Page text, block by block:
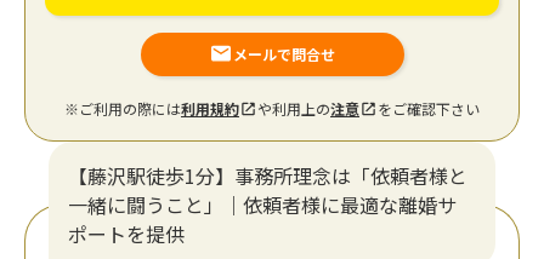
メールで問合せ
※ご利用の際には利用規約 や利用上の注意 をご確認下さい
【藤沢駅徒歩1分】事務所理念は「依頼者様と
一緒に闘うこと」｜依頼者様に最適な離婚サ
ポートを提供